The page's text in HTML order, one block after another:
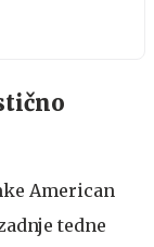
American
tedne